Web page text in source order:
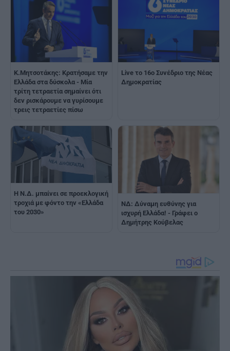
K.Μητσοτάκης: Κρατήσαμε την
Ελλάδα στα δύσκολα - Μία
τρίτη τετραετία σημαίνει ότι
δεν ρισκάρουμε να γυρίσουμε
τρεις τετραετίες πίσω
Live το 16ο Συνέδριο της Νέας
Δημοκρατίας
Η Ν.Δ. μπαίνει σε προεκλογική
τροχιά με φόντο την «Ελλάδα
του 2030»
ΝΔ: Δύναμη ευθύνης για
ισχυρή Ελλάδα! - Γράφει ο
Δημήτρης Κούβελας